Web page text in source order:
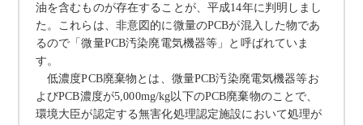
油を含むものが存在することが、平成14年に判明しまし
た。これらは、非意図的に微量のPCBが混入した物であ
るので「微量PCB汚染廃電気機器等」と呼ばれていま
す。
低濃度PCB廃棄物とは、微量PCB汚染廃電気機器等お
よびPCB濃度が5,000mg/kg以下のPCB廃棄物のことで、
環境大臣が認定する無害化処理認定施設において処理が